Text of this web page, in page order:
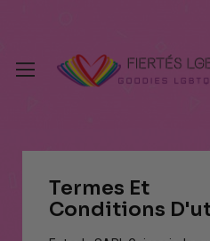
Termes Et
Conditions